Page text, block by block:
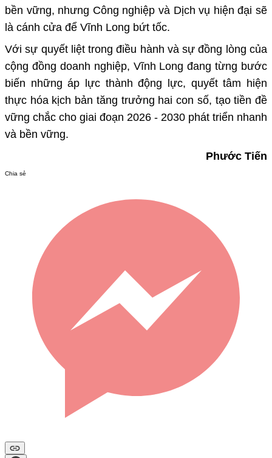
bền vững, nhưng Công nghiệp và Dịch vụ hiện đại sẽ
là cánh cửa để Vĩnh Long bứt tốc.
Với sự quyết liệt trong điều hành và sự đồng lòng của
cộng đồng doanh nghiệp, Vĩnh Long đang từng bước
biến những áp lực thành động lực, quyết tâm hiện
thực hóa kịch bản tăng trưởng hai con số, tạo tiền đề
vững chắc cho giai đoạn 2026 - 2030 phát triển nhanh
và bền vững.
Phước Tiến
Chia sẻ